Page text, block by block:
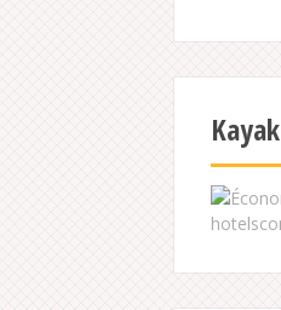
Kayak